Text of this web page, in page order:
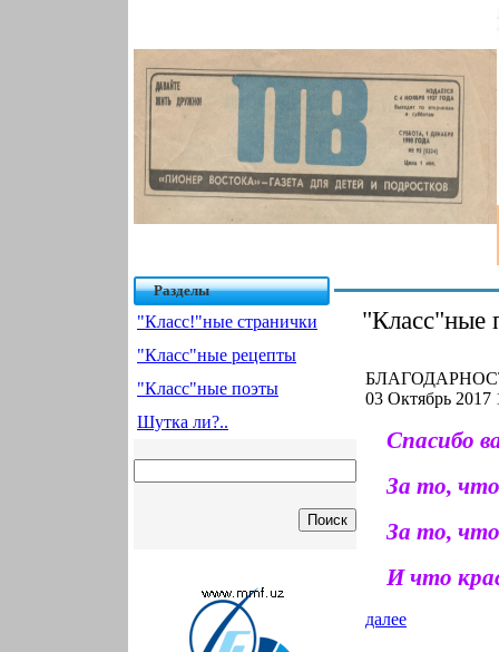
Разделы
"Класс!"ные странички
"Класс"ные рецепты
"Класс"ные поэты
Шутка ли?..
"Класс"ные
03 Октябрь 2017
Спасибо
За то,
За то,
И что
далее